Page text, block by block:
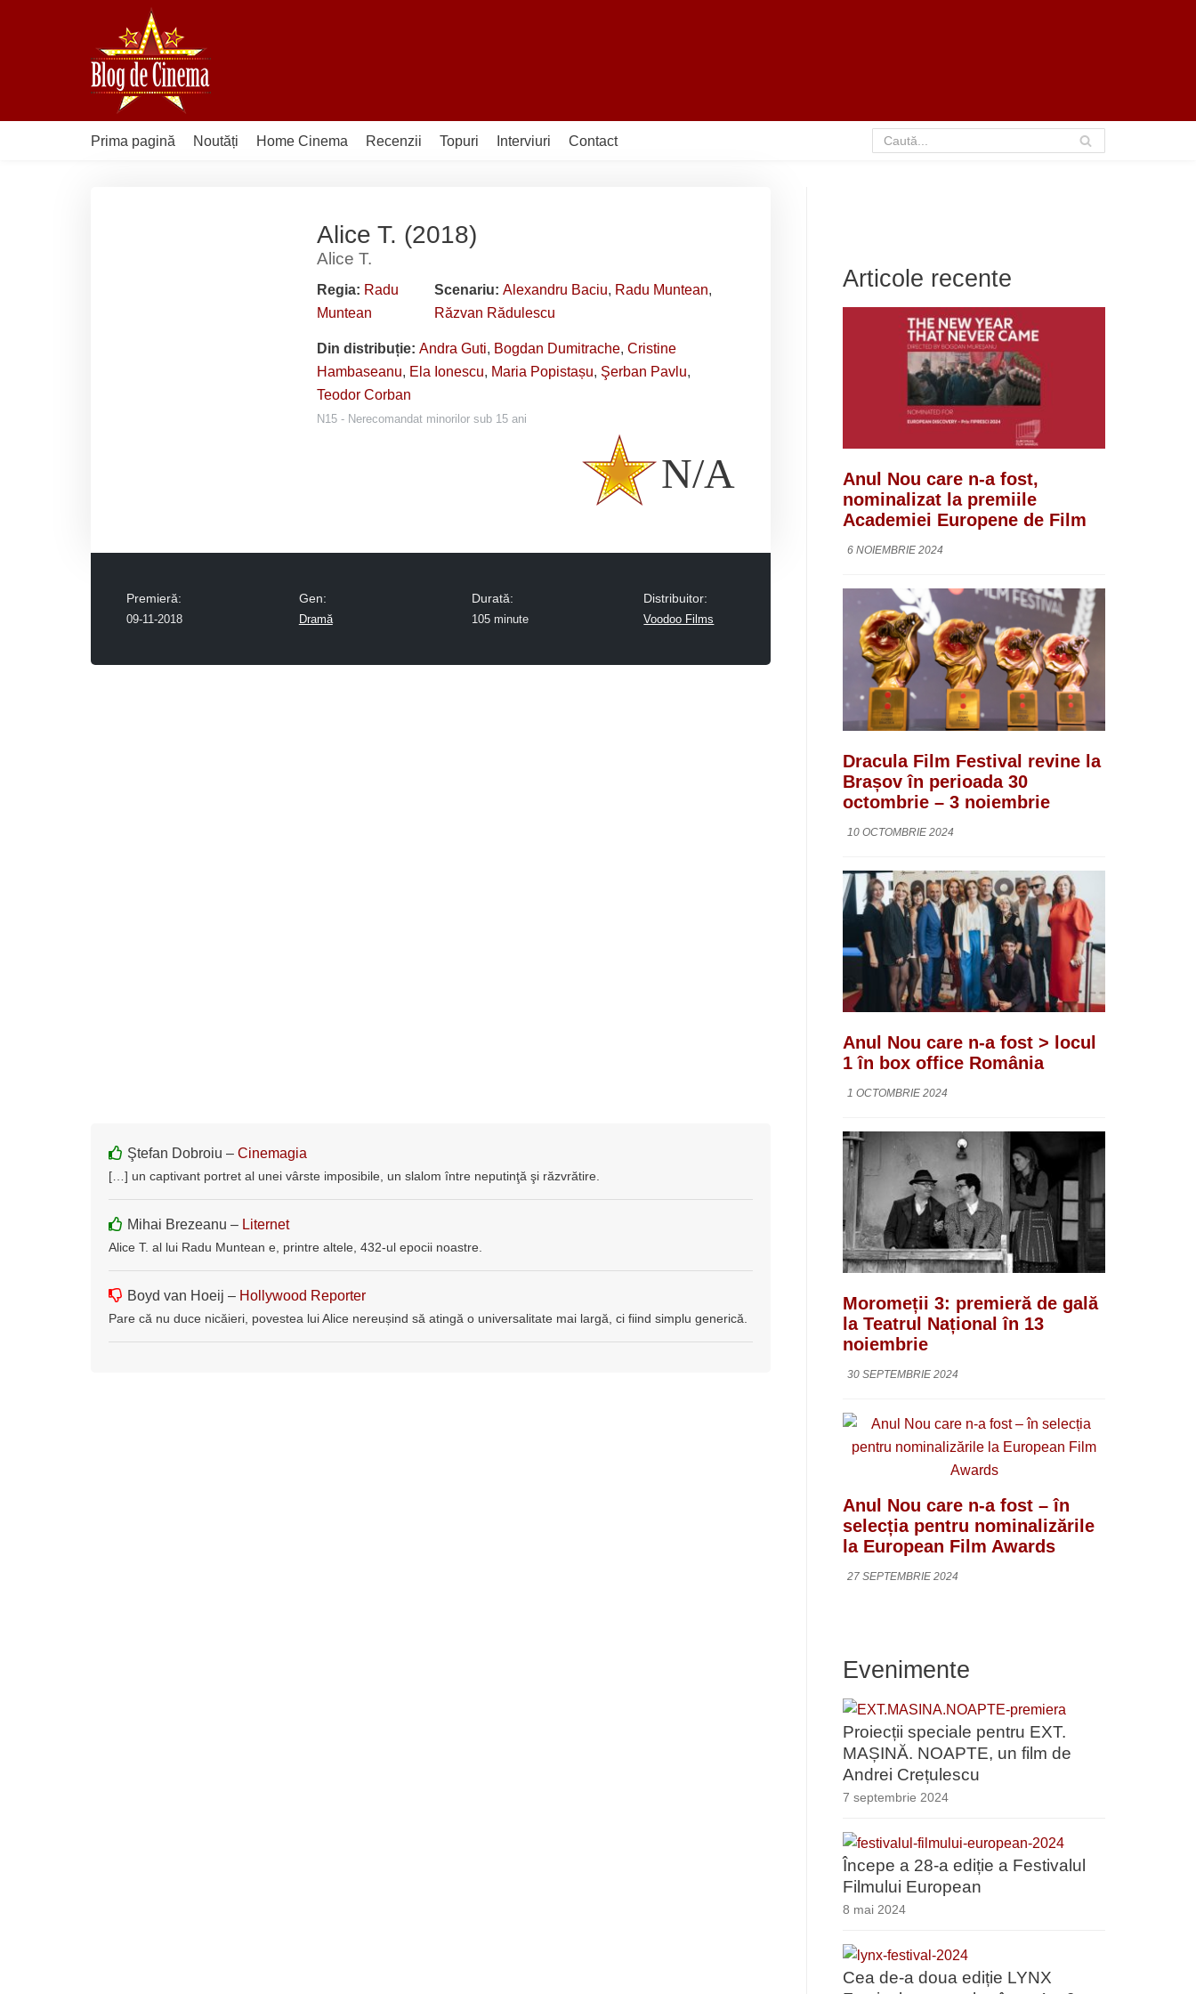
Prima pagină Noutăți Home Cinema Recenzii Topuri Interviuri Contact
Alice T. (2018)
Alice T.
Regia: Radu
Muntean
Scenariu:Alexandru Baciu, Radu Muntean,
Răzvan Rădulescu
Din distribuție: Andra Guti, Bogdan Dumitrache, Cristine
Hambaseanu, Ela Ionescu, Maria Popistașu, Şerban Pavlu,
Teodor Corban
N15 - Nerecomandat minorilor sub 15 ani
N/A
Premieră:
09-11-2018
Gen:
Dramă
Durată:
105 minute
Distribuitor:
Voodoo Films
Ştefan Dobroiu – Cinemagia
[…] un captivant portret al unei vârste imposibile, un slalom între neputinţă şi răzvrătire.
Mihai Brezeanu – Liternet
Alice T. al lui Radu Muntean e, printre altele, 432-ul epocii noastre.
Boyd van Hoeij – Hollywood Reporter
Pare că nu duce nicăieri, povestea lui Alice nereușind să atingă o universalitate mai largă, ci fiind simplu generică.
Articole recente
Anul Nou care n-a fost,
nominalizat la premiile
Academiei Europene de Film
6 NOIEMBRIE 2024
Dracula Film Festival revine la
Brașov în perioada 30
octombrie – 3 noiembrie
10 OCTOMBRIE 2024
Anul Nou care n-a fost > locul
1 în box office România
1 OCTOMBRIE 2024
Moromeții 3: premieră de gală
la Teatrul Național în 13
noiembrie
30 SEPTEMBRIE 2024
Anul Nou care n-a fost – în
selecția pentru nominalizările
la European Film Awards
27 SEPTEMBRIE 2024
Evenimente
Proiecții speciale pentru EXT.
MAȘINĂ. NOAPTE, un film de
Andrei Crețulescu
7 septembrie 2024
Începe a 28-a ediție a Festivalul
Filmului European
8 mai 2024
Cea de-a doua ediție LYNX